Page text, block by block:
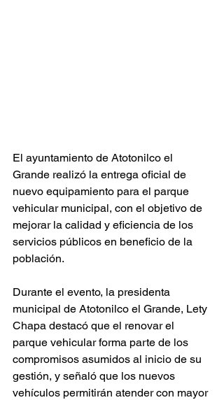
El ayuntamiento de Atotonilco el
Grande realizó la entrega oficial de
nuevo equipamiento para el parque
vehicular municipal, con el objetivo de
mejorar la calidad y eficiencia de los
servicios públicos en beneficio de la
población.
Durante el evento, la presidenta
municipal de Atotonilco el Grande, Lety
Chapa destacó que el renovar el
parque vehicular forma parte de los
compromisos asumidos al inicio de su
gestión, y señaló que los nuevos
vehículos permitirán atender con mayor